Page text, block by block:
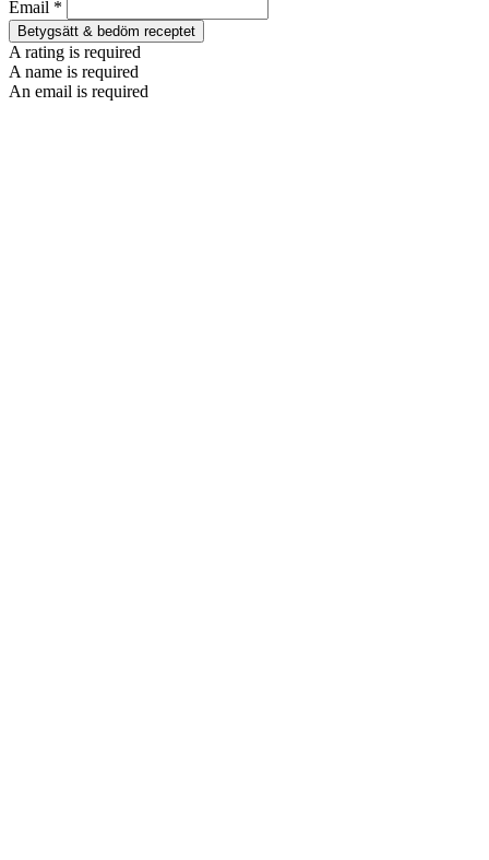
Email *
Betygsätt & bedöm receptet
A rating is required
A name is required
An email is required